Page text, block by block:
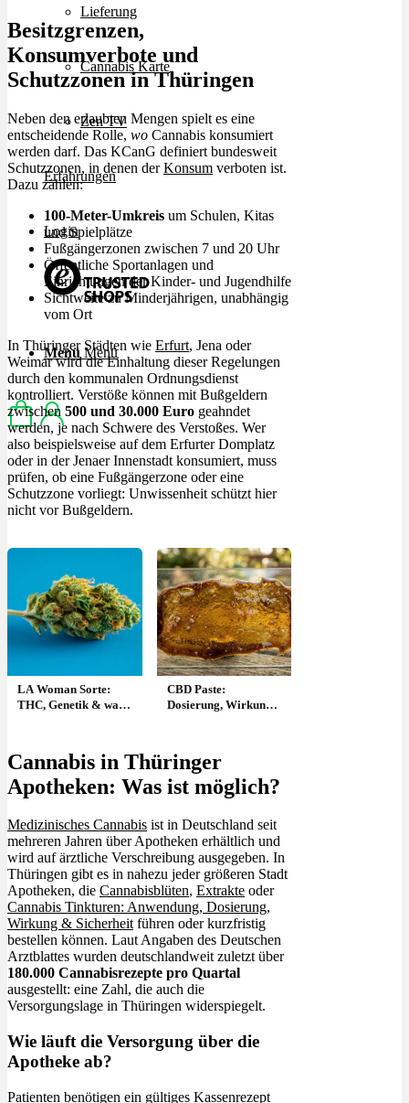
Lieferung
Cannabis Karte
Zen TV
Erfahrungen
Login
Menü Menü
Besitzgrenzen,
Konsumverbote und
Schutzzonen in Thüringen
Neben den erlaubten Mengen spielt es eine
entscheidende Rolle, wo Cannabis konsumiert
werden darf. Das KCanG definiert bundesweit
Schutzzonen, in denen derKonsum verboten ist.
Dazu zählen:
100-Meter-Umkreis um Schulen, Kitas
und Spielplätze
Fußgängerzonen zwischen 7 und 20 Uhr
Öffentliche Sportanlagen und
Einrichtungen der Kinder- und Jugendhilfe
Sichtweite zu Minderjährigen, unabhängig
vom Ort
In Thüringer Städten wie Erfurt, Jena oder
Weimar wird die Einhaltung dieser Regelungen
durch den kommunalen Ordnungsdienst
kontrolliert. Verstöße können mit Bußgeldern
zwischen 500 und 30.000 Euro geahndet
werden, je nach Schwere des Verstoßes. Wer
also beispielsweise auf dem Erfurter Domplatz
oder in der Jenaer Innenstadt konsumiert, muss
prüfen, ob eine Fußgängerzone oder eine
Schutzzone vorliegt: Unwissenheit schützt hier
nicht vor Bußgeldern.
LA Woman Sorte:
THC, Genetik & wann
CBD Paste:
Dosierung, Wirkung
Cannabis in Thüringer
Apotheken: Was ist möglich?
Medizinisches Cannabis ist in Deutschland seit
mehreren Jahren über Apotheken erhältlich und
wird auf ärztliche Verschreibung ausgegeben. In
Thüringen gibt es in nahezu jeder größeren Stadt
Apotheken, die Cannabisblüten, Extrakte oder
Cannabis Tinkturen: Anwendung, Dosierung,
Wirkung & Sicherheitführen oder kurzfristig
bestellen können. Laut Angaben des Deutschen
Arztblattes wurden deutschlandweit zuletzt über
180.000 Cannabisrezepte pro Quartal
ausgestellt: eine Zahl, die auch die
Versorgungslage in Thüringen widerspiegelt.
Wie läuft die Versorgung über die
Apotheke ab?
Patienten benötigen ein gültiges Kassenrezept